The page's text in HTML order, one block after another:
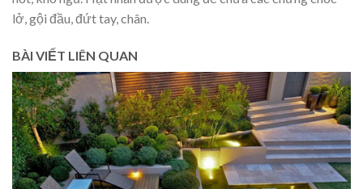
lở, gội đầu, đứt tay, chân.
BÀI VIẾT LIÊN QUAN